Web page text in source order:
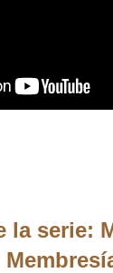
la serie: